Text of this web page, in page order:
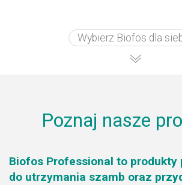
Wybierz Biofos dla
Poznaj nasze
Biofos Professional to produkty
do utrzymania szamb oraz